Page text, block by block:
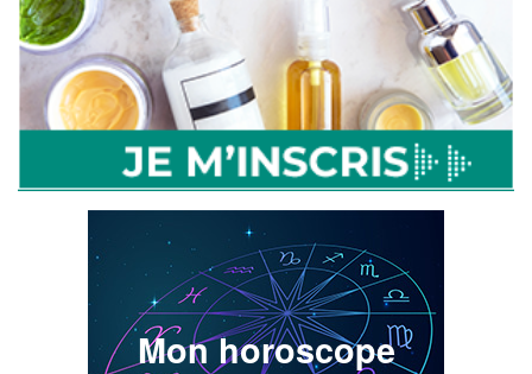
Mon horoscope